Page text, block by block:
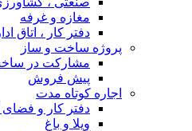
مغازه و غرفه
دفتر کار ، اتاق
پروژه ساخت و ساز
مشارکت در
پیش فروش
اجاره کوتاه مدت
دفتر کار و
ویلا و باغ